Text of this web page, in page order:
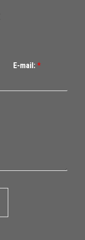
E-mail: *